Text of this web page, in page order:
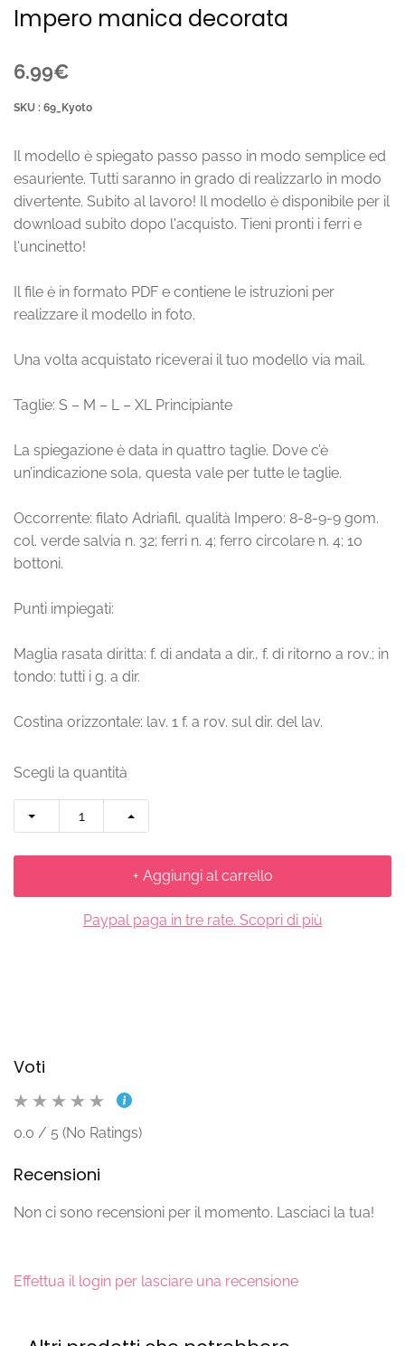
Impero manica decorata
6.99€
SKU : 69_Kyoto
Il modello è spiegato passo passo in modo semplice ed
esauriente. Tutti saranno in grado di realizzarlo in modo
divertente. Subito al lavoro! Il modello è disponibile per il
download subito dopo l'acquisto. Tieni pronti i ferri e
l'uncinetto!
Il file è in formato PDF e contiene le istruzioni per
realizzare il modello in foto.
Una volta acquistato riceverai il tuo modello via mail.
Taglie: S – M – L – XL Principiante
La spiegazione è data in quattro taglie. Dove c’è
un’indicazione sola, questa vale per tutte le taglie.
Occorrente: filato Adriafil, qualità Impero: 8-8-9-9 gom.
col. verde salvia n. 32; ferri n. 4; ferro circolare n. 4; 10
bottoni.
Punti impiegati:
Maglia rasata diritta: f. di andata a dir., f. di ritorno a rov.; in
tondo: tutti i g. a dir.
Costina orizzontale: lav. 1 f. a rov. sul dir. del lav.
Scegli la quantità
+ Aggiungi al carrello
Paypal paga in tre rate. Scopri di più
Voti
0.0 / 5 (No Ratings)
Recensioni
Non ci sono recensioni per il momento. Lasciaci la tua!
Effettua il login per lasciare una recensione